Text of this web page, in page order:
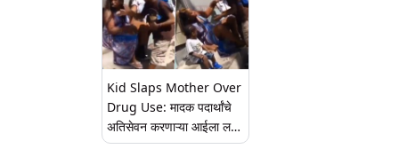
Kid Slaps Mother Over
Drug Use: मादक पदार्थांचे
अतिसेवन करणाऱ्या आईला लहान
मुलाने कंटाळून लगावली